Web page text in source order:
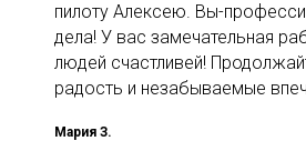
пилоту Алексею. Вы-
дела! У вас замечательная
людей счастливей!
радость и незабываемые
Мария З.